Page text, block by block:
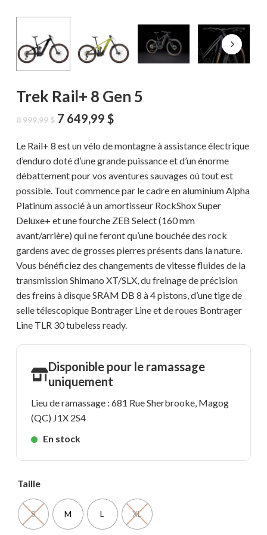
Trek Rail+ 8 Gen 5
8 999,99$ Le
initial
était :
8
999,99 $.
7 649,99 $Le
actuel
est :
7
649,99 $.
Le Rail+ 8 est un vélo de montagne à assistance électrique
d’enduro doté d’une grande puissance et d’un énorme
débattement pour vos aventures sauvages où tout est
possible. Tout commence par le cadre en aluminium Alpha
Platinum associé à un amortisseur RockShox Super
Deluxe+ et une fourche ZEB Select (160 mm
avant/arrière) qui ne feront qu’une bouchée des rock
gardens avec de grosses pierres présents dans la nature.
Vous bénéficiez des changements de vitesse fluides de la
transmission Shimano XT/SLX, du freinage de précision
des freins à disque SRAM DB 8 à 4 pistons, d’une tige de
selle télescopique Bontrager Line et de roues Bontrager
Line TLR 30 tubeless ready.
Disponible pour le ramassage
uniquement
Lieu de ramassage : 681 Rue Sherbrooke, Magog
(QC) J1X 2S4
En stock
Taille
S M L XL